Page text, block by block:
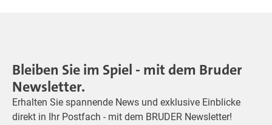
Bleiben Sie im Spiel - mit dem Bruder
Newsletter.
Erhalten Sie spannende News und exklusive Einblicke
direkt in Ihr Postfach - mit dem BRUDER Newsletter!